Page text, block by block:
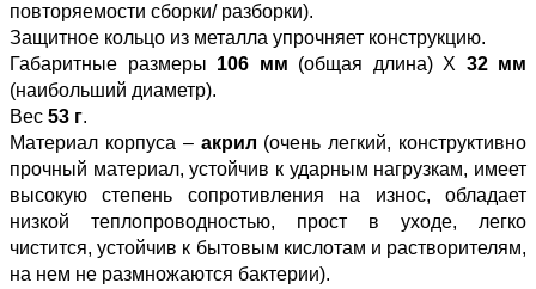
повторяемости сборки/ разборки).
Защитное кольцо из металла упрочняет конструкцию.
Габаритные размеры 106 мм (общая длина) Х 32 мм
(наибольший диаметр).
Вес 53 г.
Материал корпуса – акрил (очень легкий, конструктивно
прочный материал, устойчив к ударным нагрузкам, имеет
высокую степень сопротивления на износ, обладает
низкой теплопроводностью, прост в уходе, легко
чистится, устойчив к бытовым кислотам и растворителям,
на нем не размножаются бактерии).